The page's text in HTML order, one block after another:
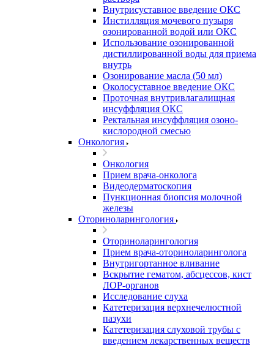
Внутрисуставное введение ОКС
Инстилляция мочевого пузыря
озонированной водой или ОКС
Использование озонированной
дистиллированной воды для приема
внутрь
Озонирование масла (50 мл)
Околосуставное введение ОКС
Проточная внутривлагалищная
инсуффляция ОКС
Ректальная инсуффляция озоно-
кислородной смесью
Онкология
Онкология
Прием врача-онколога
Видеодерматоскопия
Пункционная биопсия молочной
железы
Оториноларингология
Оториноларингология
Прием врача-оториноларинголога
Внутригортанное вливание
Вскрытие гематом, абсцессов, кист
ЛОР-органов
Исследование слуха
Катетеризация верхнечелюстной
пазухи
Катетеризация слуховой трубы с
введением лекарственных веществ